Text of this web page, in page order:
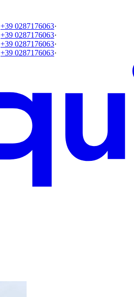
+39 0287176063·
+39 0287176063·
+39 0287176063·
+39 0287176063·